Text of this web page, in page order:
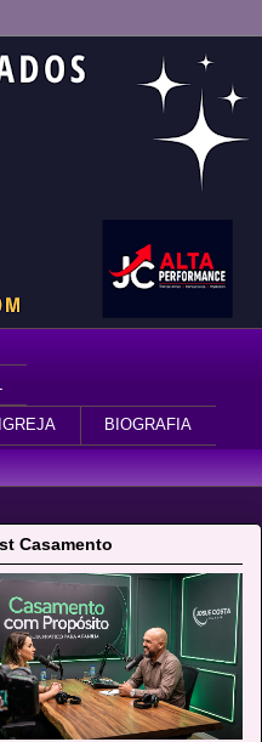
BIOGRAFIA
Casamento